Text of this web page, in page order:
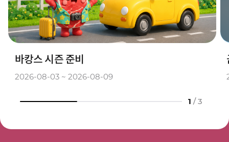
바캉스 시즌 준비
2026-08-03 ~ 2026-08-09
1 /3